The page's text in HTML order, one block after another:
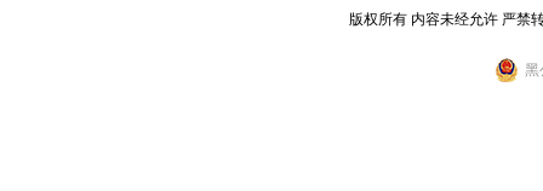
版权所有 内容未经允许 严
黑